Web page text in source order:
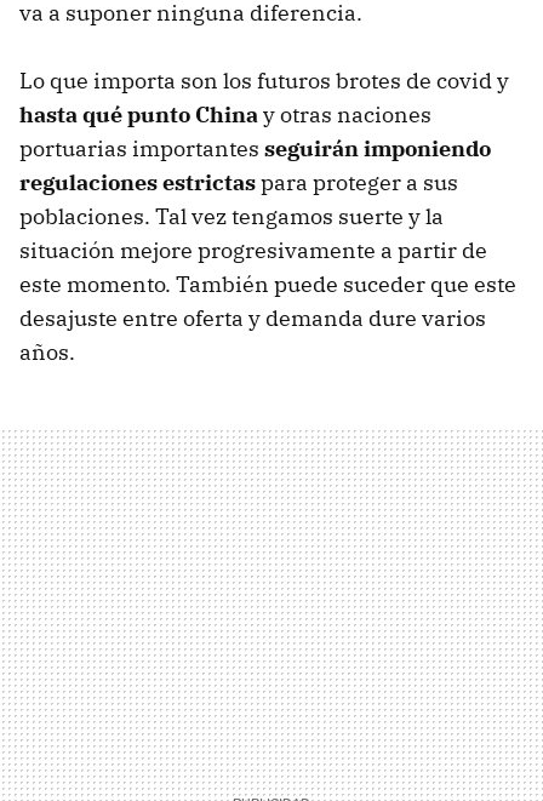
va a suponer ninguna diferencia.
Lo que importa son los futuros brotes de covid y
hasta qué punto Chinay otras naciones
portuarias importantes seguirán imponiendo
regulaciones estrictaspara proteger a sus
poblaciones. Tal vez tengamos suerte y la
situación mejore progresivamente a partir de
este momento. También puede suceder que este
desajuste entre oferta y demanda dure varios
años.